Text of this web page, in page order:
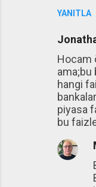
YANITLA
Hocam
ama;bu
hangi
piyasa
bu